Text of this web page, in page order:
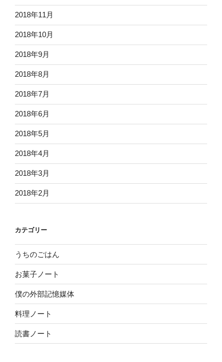
2018年11月
2018年10月
2018年9月
2018年8月
2018年7月
2018年6月
2018年5月
2018年4月
2018年3月
2018年2月
カテゴリー
うちのごはん
お菓子ノート
僕の外部記憶媒体
料理ノート
読書ノート